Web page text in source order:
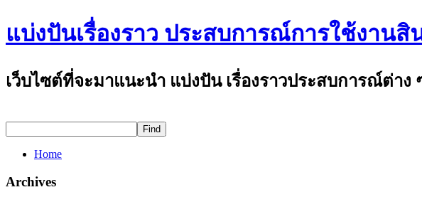
แบ่งปันเรื่องราว ประสบการณ์การใช้งาน
เว็บไซต์ที่จะมาแนะนำ แบ่งปัน เรื่องราวประสบการณ์ต่าง
Home
Archives